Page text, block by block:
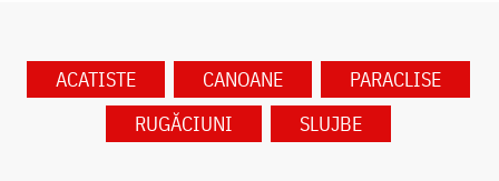
ACATISTE CANOANE
PARACLISE
RUGĂCIUNI
SLUJBE